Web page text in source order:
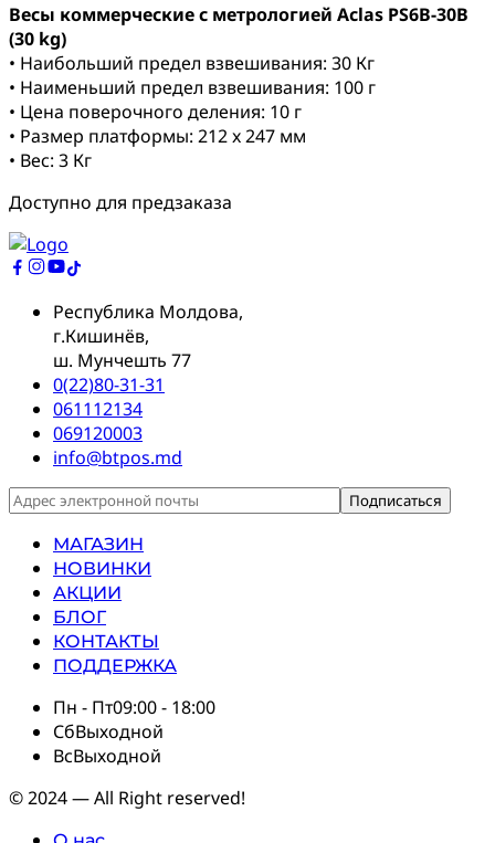
Весы коммерческие с метрологией Aclas PS6B-30B
(30 kg)
• Наибольший предел взвешивания: 30 Кг
• Наименьший предел взвешивания: 100 г
• Цена поверочного деления: 10 г
• Размер платформы: 212 x 247 мм
• Вес: 3 Кг
Доступно для предзаказа
Республика Молдова,
г.Кишинёв,
ш. Мунчешть 77
0(22)80-31-31
061112134
069120003
info@btpos.md
МАГАЗИН
НОВИНКИ
АКЦИИ
БЛОГ
КОНТАКТЫ
ПОДДЕРЖКА
Пн - Пт09:00 - 18:00
СбВыходной
ВсВыходной
© 2024 — All Right reserved!